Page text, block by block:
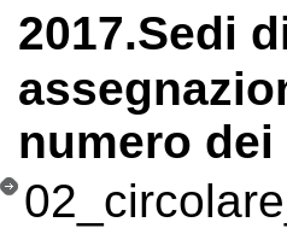
2017.Sedi
numero